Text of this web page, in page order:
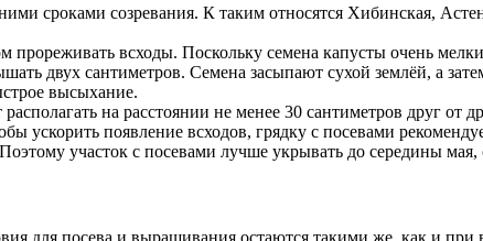
сроками созревания. К таким относятся Хибинская,
всходы. Поскольку семена капусты очень
двух сантиметров. Семена засыпают сухой землёй, а
высыхание.
на расстоянии не менее 30 сантиметров друг от
ускорить появление всходов, грядку с посевами
участок с посевами лучше укрывать до середины
для посева и выращивания остаются такими же, как и при